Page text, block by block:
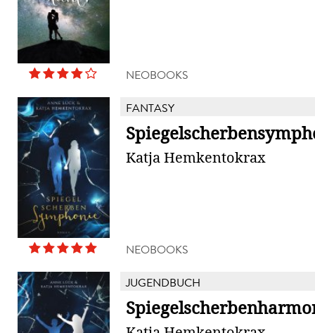
NEOBOOKS
FANTASY
Katja Hemkentokrax
NEOBOOKS
JUGENDBUCH